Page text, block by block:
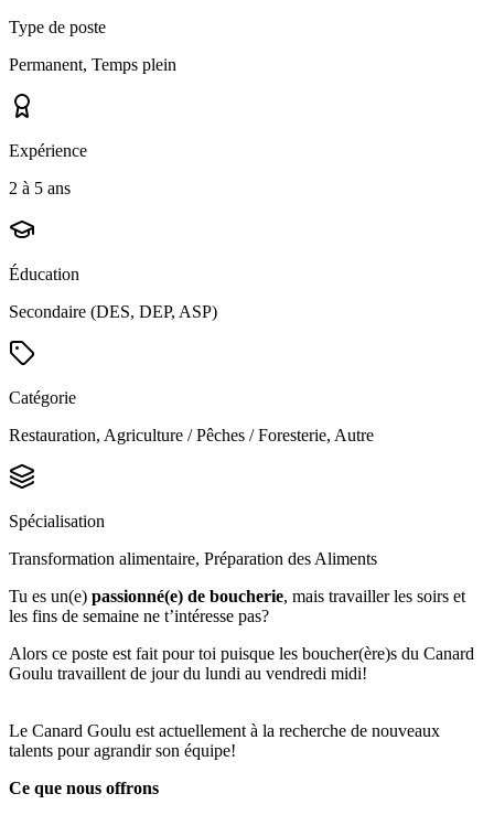
Type de poste
Permanent, Temps plein
Expérience
2 à 5 ans
Éducation
Secondaire (DES, DEP, ASP)
Catégorie
Restauration, Agriculture / Pêches / Foresterie, Autre
Spécialisation
Transformation alimentaire, Préparation des Aliments
Tu es un(e) passionné(e) de boucherie, mais travailler les soirs et
les fins de semaine ne t’intéresse pas?
Alors ce poste est fait pour toi puisque les boucher(ère)s du Canard
Goulu travaillent de jour du lundi au vendredi midi!
Le Canard Goulu est actuellement à la recherche de nouveaux
talents pour agrandir son équipe!
Ce que nous offrons